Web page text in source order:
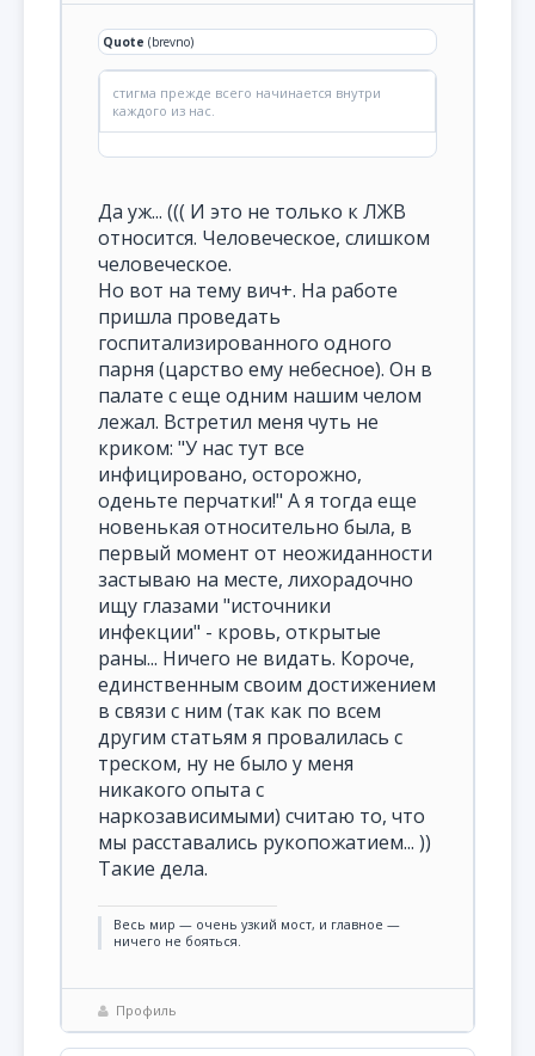
Quote (brevno)
стигма прежде всего начинается внутри
каждого из нас.
Да уж... ((( И это не только к ЛЖВ
относится. Человеческое, слишком
человеческое.
Но вот на тему вич+. На работе
пришла проведать
госпитализированного одного
парня (царство ему небесное). Он в
палате с еще одним нашим челом
лежал. Встретил меня чуть не
криком: "У нас тут все
инфицировано, осторожно,
оденьте перчатки!" А я тогда еще
новенькая относительно была, в
первый момент от неожиданности
застываю на месте, лихорадочно
ищу глазами "источники
инфекции" - кровь, открытые
раны... Ничего не видать. Короче,
единственным своим достижением
в связи с ним (так как по всем
другим статьям я провалилась с
треском, ну не было у меня
никакого опыта с
наркозависимыми) считаю то, что
мы расставались рукопожатием... ))
Такие дела.
Весь мир — очень узкий мост, и главное —
ничего не бояться.
Профиль